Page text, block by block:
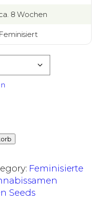
8 Wochen
Feminisiert
Feminisierte
Seeds